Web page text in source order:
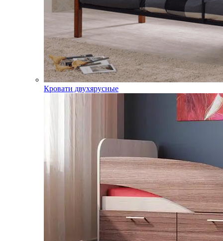
Кровати двухярусные